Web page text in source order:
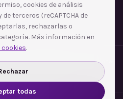
Google
de Llobregat·Terrassa·Badalona
Coloma de Gramenet
cookies de análisis
terceros (reCAPTCHA de
rechazarlas o
Más información en
.
todas